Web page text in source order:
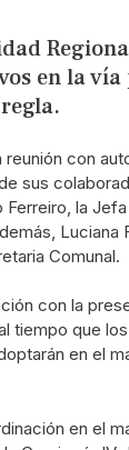
en la
con
sus
la
Luciana
Comunal.
con la
tiempo que
en el
en el